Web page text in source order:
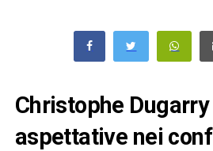
Christophe
aspettative nei